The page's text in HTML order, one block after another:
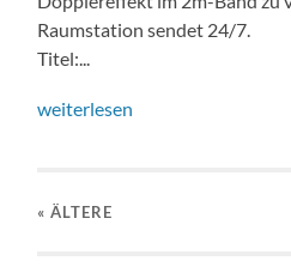
Raumstation sendet 24/7.
Titel:...
weiterlesen
« ÄLTERE